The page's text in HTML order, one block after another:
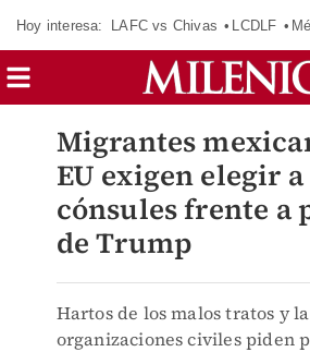
Hoy interesa: LAFC vs Chivas LCDLF
Migrantes
EU exigen elegir a
cónsules frente a
de Trump
Hartos de los malos tratos y
organizaciones civiles piden